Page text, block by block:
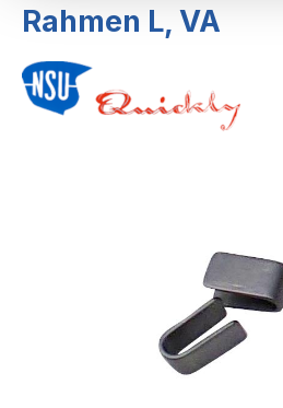
Rahmen L, VA